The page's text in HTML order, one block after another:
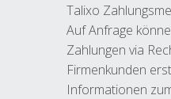
Talixo
Auf Anfrage
Zahlungen via
Firmenkunden
Informationen